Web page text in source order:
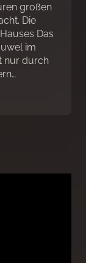
großen
Die
Das
im
nur durch